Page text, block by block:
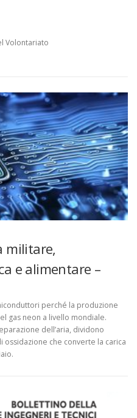
Volontariato
militare,
e alimentare –
perché la produzione
gas neon a livello mondiale.
dell’aria, dividono
che converte la carica